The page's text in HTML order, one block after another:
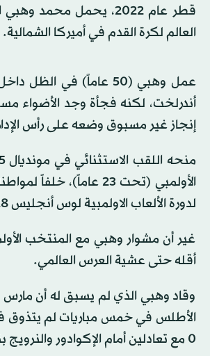
قطر عام 2022، يحمل
العالم لكرة القدم في أميركا الشمالية.
عمل وهبي (50 عاماً)
إنجاز غير مسبوق وضعه على رأس
الأولمبي (تحت 23
لدورة الألعاب الاولمبية لوس أنجليس 2028.
غير أن مشوار وهبي مع المنتخب
أقله حتى عشية العرس العالمي.
وقاد وهبي الذي لم يسبق له أن
0 مع تعادلين أمام الإكوادور والنرويج بنتيجة واحدة (1-1).